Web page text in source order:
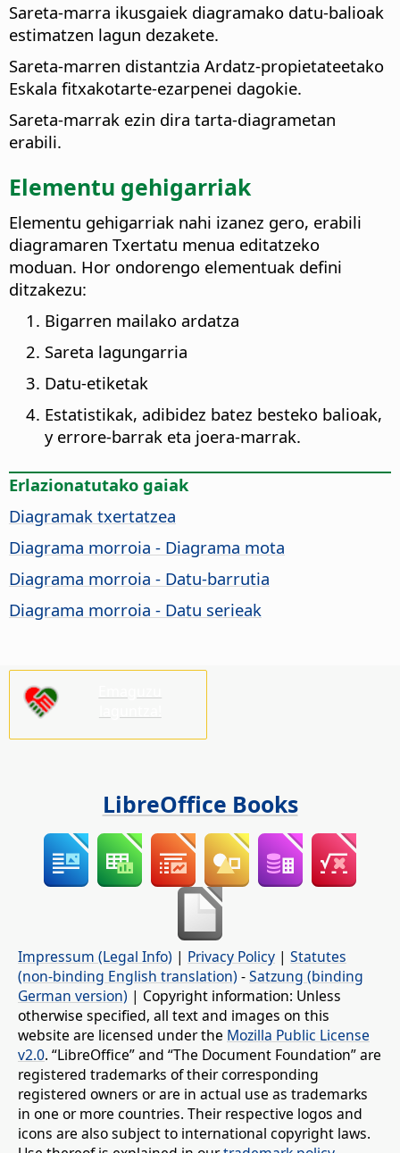
Sareta-marra ikusgaiek diagramako datu-balioak
estimatzen lagun dezakete.
Sareta-marren distantzia Ardatz-propietateetako
Eskala fitxakotarte-ezarpenei dagokie.
Sareta-marrak ezin dira tarta-diagrametan
erabili.
Elementu gehigarriak
Elementu gehigarriak nahi izanez gero, erabili
diagramaren Txertatu menua editatzeko
moduan. Hor ondorengo elementuak defini
ditzakezu:
Bigarren mailako ardatza
Sareta lagungarria
Datu-etiketak
Estatistikak, adibidez batez besteko balioak,
y errore-barrak eta joera-marrak.
Erlazionatutako gaiak
Diagramak txertatzea
Diagrama morroia - Diagrama mota
Diagrama morroia - Datu-barrutia
Diagrama morroia - Datu serieak
LibreOffice Books
Impressum (Legal Info) | Privacy Policy | Statutes
(non-binding English translation) -Satzung (binding
German version) | Copyright information: Unless
otherwise specified, all text and images on this
website are licensed under the Mozilla Public License
v2.0. “LibreOffice” and “The Document Foundation” are
registered trademarks of their corresponding
registered owners or are in actual use as trademarks
in one or more countries. Their respective logos and
icons are also subject to international copyright laws.